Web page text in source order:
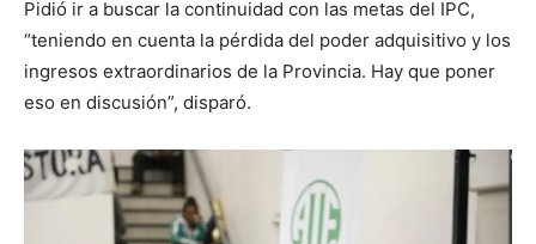
Pidió ir a buscar la continuidad con las metas del IPC,
“teniendo en cuenta la pérdida del poder adquisitivo y los
ingresos extraordinarios de la Provincia. Hay que poner
eso en discusión”, disparó.